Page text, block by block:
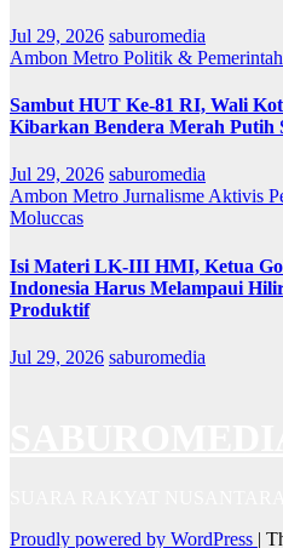
Jul 29, 2026 saburomedia
Ambon Metro Politik &
Sambut HUT Ke-81 RI, Wali
Kibarkan Bendera Merah Putih
Jul 29, 2026 saburomedia
Ambon Metro Jurnalisme Aktivis
Moluccas
Isi Materi LK-III HMI, Ketua
Indonesia Harus Melampaui
Produktif
Jul 29, 2026 saburomedia
Proudly powered by WordPress |